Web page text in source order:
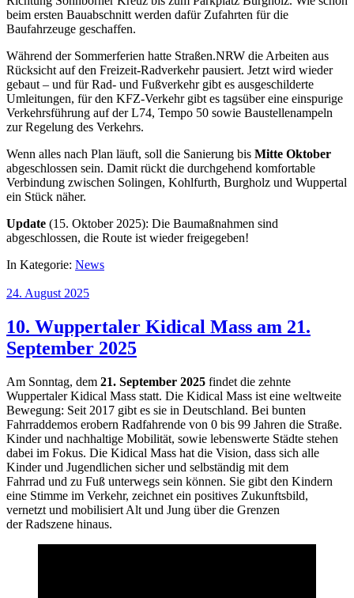
beim ersten Bauabschnitt werden dafür Zufahrten für die
Baufahrzeuge geschaffen.
Während der Sommerferien hatte Straßen.NRW die Arbeiten aus
Rücksicht auf den Freizeit-Radverkehr pausiert. Jetzt wird wieder
gebaut – und für Rad- und Fußverkehr gibt es ausgeschilderte
Umleitungen, für den KFZ-Verkehr gibt es tagsüber eine einspurige
Verkehrsführung auf der L74, Tempo 50 sowie Baustellenampeln
zur Regelung des Verkehrs.
Wenn alles nach Plan läuft, soll die Sanierung bis Mitte Oktober
abgeschlossen sein. Damit rückt die durchgehend komfortable
Verbindung zwischen Solingen, Kohlfurth, Burgholz und Wuppertal
ein Stück näher.
Update (15. Oktober 2025): Die Baumaßnahmen sind
abgeschlossen, die Route ist wieder freigegeben!
In Kategorie: News
24. August 2025
10. Wuppertaler Kidical Mass am 21.
September 2025
Am Sonntag, dem 21. September 2025 findet die zehnte
Wuppertaler Kidical Mass statt. Die Kidical Mass ist eine weltweite
Bewegung: Seit 2017 gibt es sie in Deutschland. Bei bunten
Fahrraddemos erobern Radfahrende von 0 bis 99 Jahren die Straße.
Kinder und nachhaltige Mobilität, sowie lebenswerte Städte stehen
dabei im Fokus. Die Kidical Mass hat die Vision, dass sich alle
Kinder und Jugendlichen sicher und selbständig mit dem
Fahrrad und zu Fuß unterwegs sein können. Sie gibt den Kindern
eine Stimme im Verkehr, zeichnet ein positives Zukunftsbild,
vernetzt und mobilisiert Alt und Jung über die Grenzen
der Radszene hinaus.